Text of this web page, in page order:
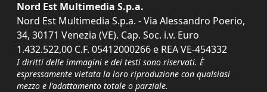
Nord Est Multimedia S.p.a.
Nord Est Multimedia S.p.a. - Via Alessandro Poerio,
34, 30171 Venezia (VE). Cap. Soc. i.v. Euro
1.432.522,00 C.F. 05412000266 e REA VE-454332
I diritti delle immagini e dei testi sono riservati. È
espressamente vietata la loro riproduzione con qualsiasi
mezzo e l'adattamento totale o parziale.